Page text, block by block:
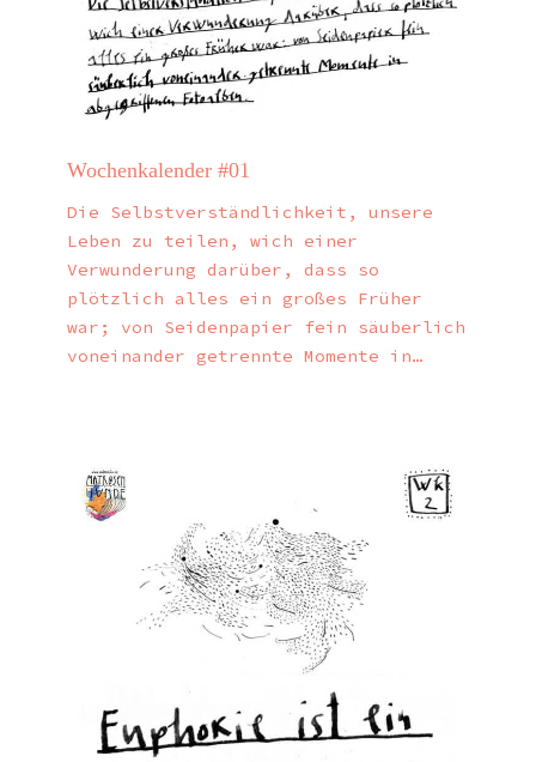
Wochenkalender #01
Die Selbstverständlichkeit, unsere
Leben zu teilen, wich einer
Verwunderung darüber, dass so
plötzlich alles ein großes Früher
war; von Seidenpapier fein säuberlich
voneinander getrennte Momente in…